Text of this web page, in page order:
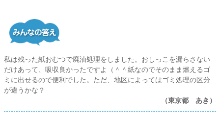
私は残った紙おむつで廃油処理をしました。おしっこを漏らさない
だけあって、吸収良かったですよ（＾＾紙なのでそのまま燃えるゴ
ミに出せるので便利でした。ただ、地区によってはゴミ処理の区分
が違うかな？
（東京都 あき）